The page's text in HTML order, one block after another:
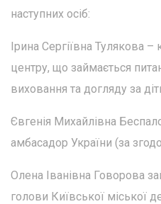
наступних осіб:
Ірина Сергіївна Тулякова
центру, що займається
виховання та догляду за
Євгенія Михайлівна
амбасадор України (за
Олена Іванівна Говорова
голови Київської міської